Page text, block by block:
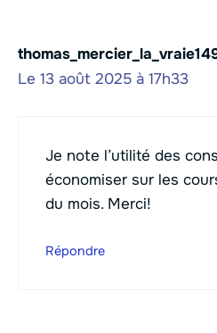
Le 13 août 2025 à 17h33
Je note l’utilité des
économiser sur les
du mois. Merci!
Répondre